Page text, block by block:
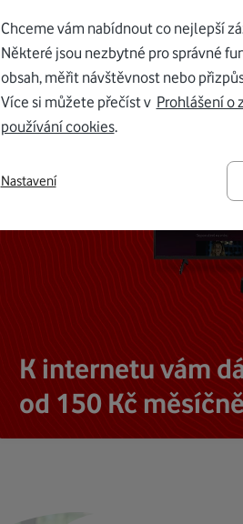
K internetu vám
od 150 Kč měsíčně
Chceme vám nabídnout co nejlepší
Některé jsou nezbytné pro správné
obsah, měřit návštěvnost nebo
Více si můžete přečíst v Prohlášení o
používání cookies.
Nastavení